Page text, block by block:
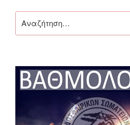
για: